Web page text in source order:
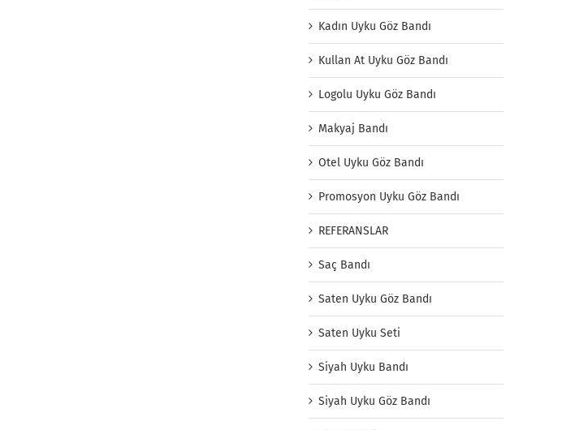
Kadın Uyku Göz Bandı
Kullan At Uyku Göz Bandı
Logolu Uyku Göz Bandı
Makyaj Bandı
Otel Uyku Göz Bandı
Promosyon Uyku Göz Bandı
REFERANSLAR
Saç Bandı
Saten Uyku Göz Bandı
Saten Uyku Seti
Siyah Uyku Bandı
Siyah Uyku Göz Bandı